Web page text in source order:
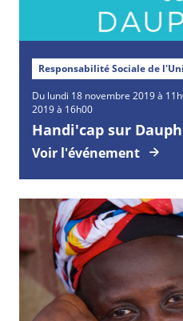
Responsabilité Sociale de
Du lundi 18 novembre 2019 à
2019 à 16h00
Handi'cap sur
Voir l'événement